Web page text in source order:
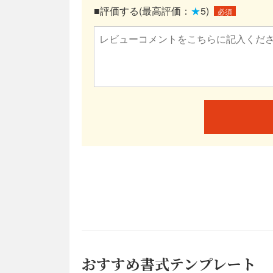
■評価する(最高評価： ★5) 必須
おすすめ書式テンプレート